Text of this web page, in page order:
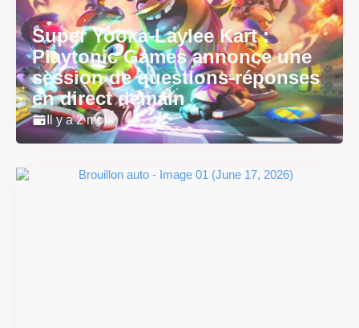
Super Yooka-Laylee Kart :
Playtonic Games annonce une
session de questions-réponses
en direct demain
Il y a 2 mois